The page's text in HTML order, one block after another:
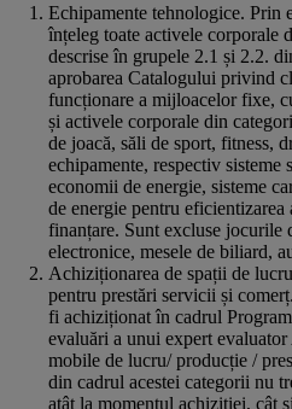
Echipamente tehnologice. Prin
înțeleg toate activele corporale
descrise în grupele 2.1 și 2.2.
aprobarea Catalogului privind
funcționare a mijloacelor fixe,
și activele corporale din
de joacă, săli de sport, fitness,
echipamente, respectiv
economii de energie, sisteme
de energie pentru
finanțare. Sunt excluse jocurile
electronice, mesele de biliard,
Achiziționarea de spații de
pentru prestări servicii și
fi achiziționat în cadrul
evaluări a unui expert
mobile de lucru/ producție /
din cadrul acestei categorii nu
atât la momentul achiziției, cât